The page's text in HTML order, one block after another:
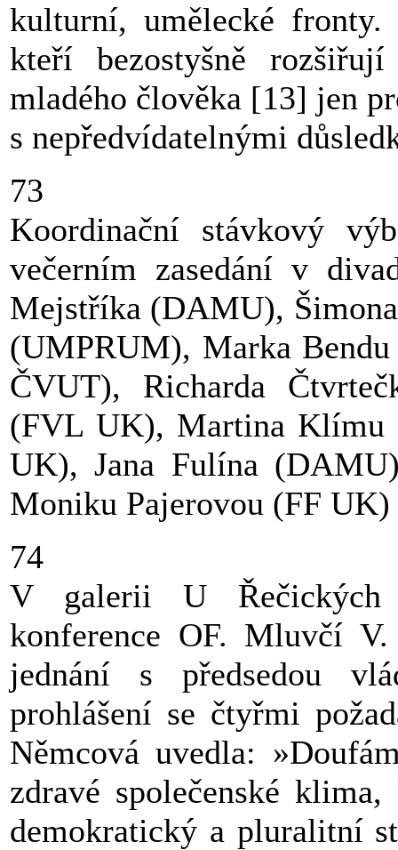
kulturní, umělecké
kteří bezostyšně
mladého člověka [13] jen
s nepředvídatelnými
73
Koordinační stávkový
večerním zasedání v
Mejstříka (DAMU),
(UMPRUM), Marka
ČVUT), Richarda
(FVL UK), Martina Klímu
UK), Jana Fulína
Moniku Pajerovou (FF
74
V galerii U Řečických
konference OF. Mluvčí
jednání s předsedou
prohlášení se čtyřmi
Němcová uvedla:
zdravé společenské
demokratický a pluralitní